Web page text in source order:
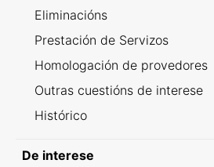
Eliminacións
Prestación de Servizos
Homologación de provedores
Outras cuestións de interese
Histórico
De interese